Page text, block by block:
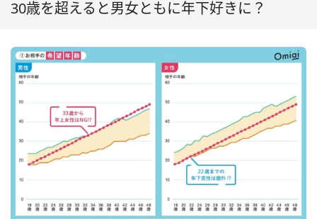
30歳を超えると男女ともに年下好きに？